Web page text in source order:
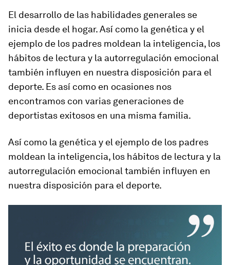
El desarrollo de las habilidades generales se
inicia desde el hogar. Así como la genética y el
ejemplo de los padres moldean la inteligencia, los
hábitos de lectura y la autorregulación emocional
también influyen en nuestra disposición para el
deporte. Es así como en ocasiones nos
encontramos con varias generaciones de
deportistas exitosos en una misma familia.
Así como la genética y el ejemplo de los padres
moldean la inteligencia, los hábitos de lectura y la
autorregulación emocional también influyen en
nuestra disposición para el deporte.